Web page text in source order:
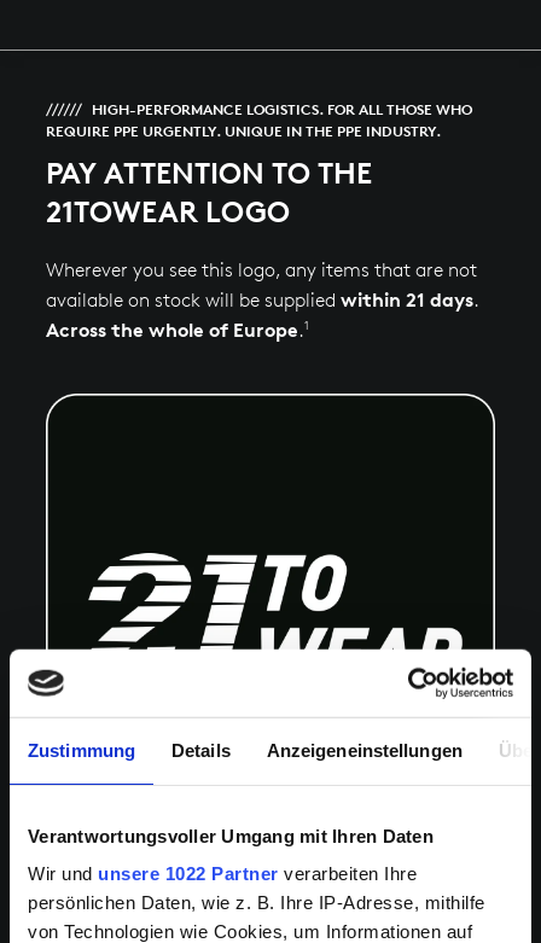
Zustimmung Details Anzeigeneinstellungen
Verantwortungsvoller Umgang mit Ihren Daten
Wir und unsere 1022 Partner verarbeiten Ihre
persönlichen Daten, wie z. B. Ihre IP-Adresse, mithilfe
von Technologien wie Cookies, um Informationen auf
HIGH-PERFORMANCE LOGISTICS. FOR ALL THOSE WHO
REQUIRE PPE URGENTLY. UNIQUE IN THE PPE INDUSTRY.
PAY ATTENTION TO THE
21TOWEAR LOGO
Wherever you see this logo, any items that are not
available on stock will be supplied within 21 days.
Across the whole of Europe.1
THE FOLLOWING PRODUCTS ARE INCLUDED TO OUR NEW
DELIVERY: